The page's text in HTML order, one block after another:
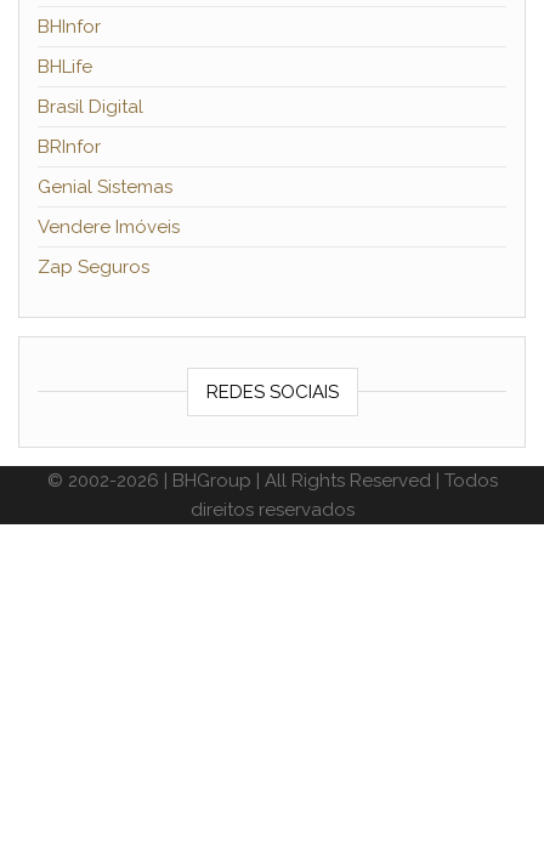
BHInfor
BHLife
Brasil Digital
BRInfor
Genial Sistemas
Vendere Imóveis
Zap Seguros
REDES SOCIAIS
© 2002-2026 | BHGroup | All Rights Reserved | Todos
direitos reservados